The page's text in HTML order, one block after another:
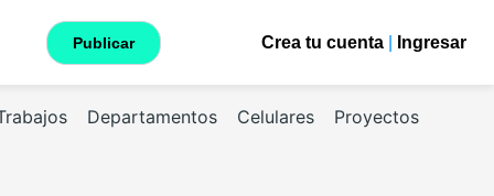
Publicar Crea tu cuenta| Ingresar
Departamentos Celulares Proyectos